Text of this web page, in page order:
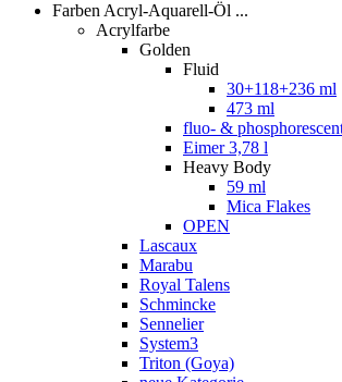
Farben Acryl-Aquarell-Öl ...
Acrylfarbe
Golden
Fluid
30+118+236 ml
473 ml
fluo- &
Eimer 3,78 l
Heavy Body
59 ml
Mica Flakes
OPEN
Lascaux
Marabu
Royal Talens
Schmincke
Sennelier
System3
Triton (Goya)